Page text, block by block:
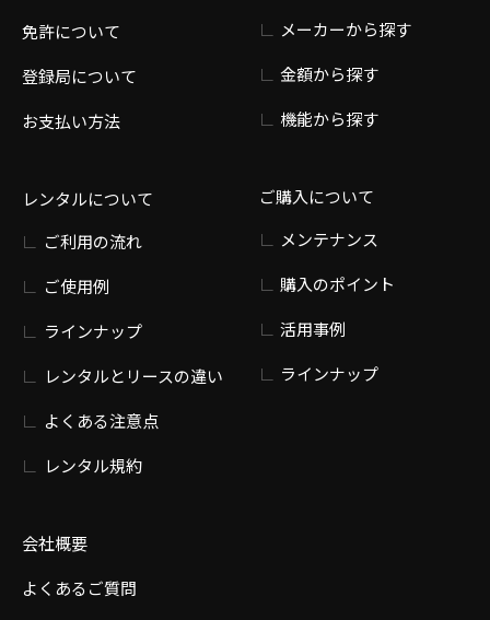
免許について
登録局について
お支払い方法
レンタルについて
ご利用の流れ
ご使用例
ラインナップ
レンタルとリースの違い
よくある注意点
レンタル規約
会社概要
よくあるご質問
メーカーから探す
金額から探す
機能から探す
ご購入について
メンテナンス
購入のポイント
活用事例
ラインナップ